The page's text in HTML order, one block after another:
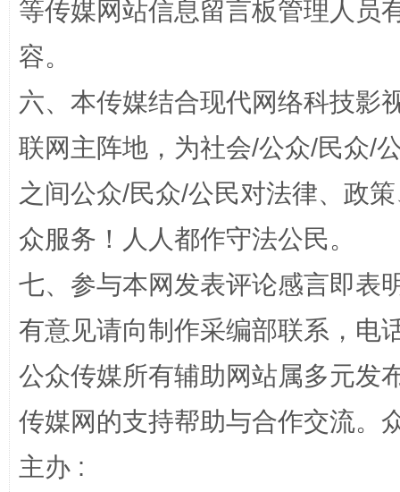
“蜀中异人”王建安的艺术幻境
完善运行机制助力责任有效落实
等传媒网站信息留言板管理人员
容。
六、本传媒结合现代网络科技影
联网主阵地，为社会/公众/民众/
之间公众/民众/公民对法律、政
众服务！人人都作守法公民。
七、参与本网发表评论感言即表
有意见请向制作采编部联系，电
公众传媒所有辅助网站属多元发
传媒网的支持帮助与合作交流。
主办 :